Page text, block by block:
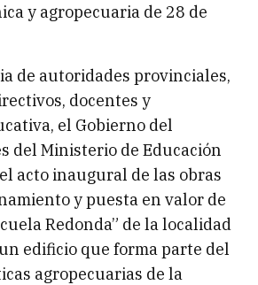
y agropecuaria de 28 de
de autoridades provinciales,
docentes y
el Gobierno del
del Ministerio de Educación
acto inaugural de las obras
y puesta en valor de
Redonda” de la localidad
edificio que forma parte del
agropecuarias de la